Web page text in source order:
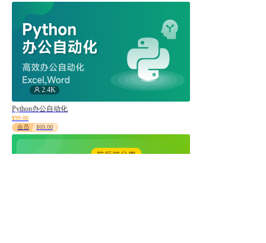
2.4K
Python办公自动化
¥99.00
会员
¥69.00